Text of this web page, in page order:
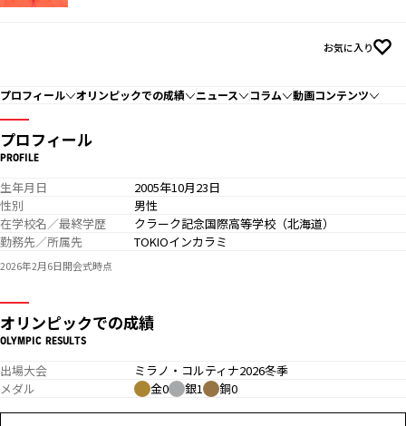
お気に入り
プロフィール オリンピックでの成績 ニュース コラム 動画コンテンツ
プロフィール
PROFILE
生年月日
2005年10月23日
性別
男性
在学校名／最終学歴
クラーク記念国際高等学校（北海道）
勤務先／所属先
TOKIOインカラミ
2026年2月6日開会式時点
オリンピックでの成績
OLYMPIC RESULTS
出場大会
ミラノ・コルティナ2026冬季
メダル
金0 銀1 銅0